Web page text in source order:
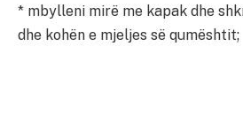
* mbylleni mirë me kapak dhe
dhe kohën e mjeljes së qumështit;